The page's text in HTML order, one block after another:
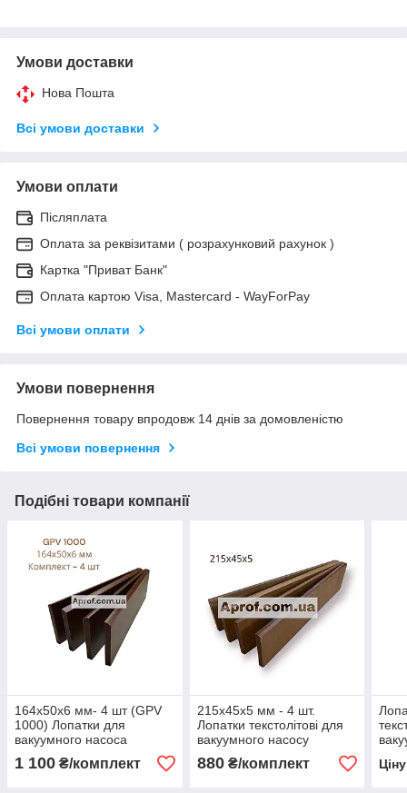
Умови доставки
Нова Пошта
Всі умови доставки
Умови оплати
Післяплата
Оплата за реквізитами ( розрахунковий рахунок )
Картка "Приват Банк"
Оплата картою Visa, Mastercard - WayForPay
Всі умови оплати
Умови повернення
Повернення товару впродовж 14 днів за домовленістю
Всі умови повернення
Подібні товари компанії
164х50х6 мм- 4 шт (GPV
1000) Лопатки для
вакуумного насоса
текстолітові
1 100 ₴/комплект
215х45х5 мм - 4 шт.
Лопатки текстолітові для
вакуумного насосу
880₴/комплект